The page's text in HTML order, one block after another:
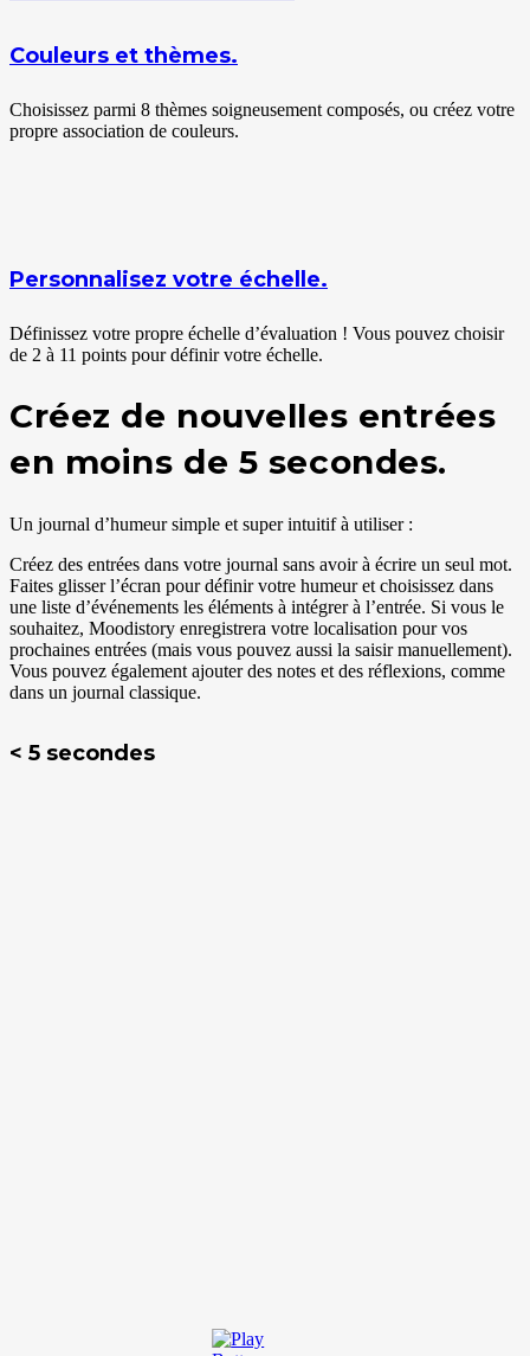
Couleurs et thèmes.
Choisissez parmi 8 thèmes soigneusement composés, ou créez votre
propre association de couleurs.
Personnalisez votre échelle.
Définissez votre propre échelle d’évaluation ! Vous pouvez choisir
de 2 à 11 points pour définir votre échelle.
Créez de nouvelles entrées
en moins de 5 secondes.
Un journal d’humeur simple et super intuitif à utiliser :
Créez des entrées dans votre journal sans avoir à écrire un seul mot.
Faites glisser l’écran pour définir votre humeur et choisissez dans
une liste d’événements les éléments à intégrer à l’entrée. Si vous le
souhaitez, Moodistory enregistrera votre localisation pour vos
prochaines entrées (mais vous pouvez aussi la saisir manuellement).
Vous pouvez également ajouter des notes et des réflexions, comme
dans un journal classique.
< 5 secondes